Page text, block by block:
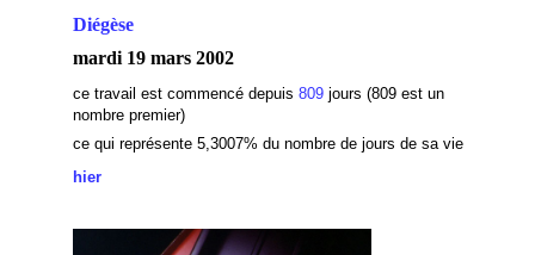
Diégèse
mardi 19 mars 2002
ce travail est commencé depuis 809jours (809 est un
nombre premier)
ce qui représente 5,3007% du nombre de jours de sa vie
hier